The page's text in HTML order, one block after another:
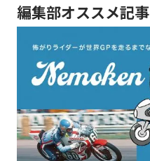
編集部オススメ記事